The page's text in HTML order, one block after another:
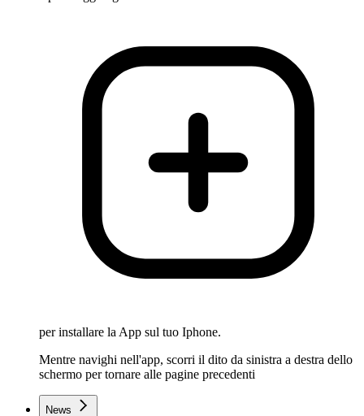
per installare la App sul tuo Iphone.
Mentre navighi nell'app, scorri il dito da sinistra a destra dello
schermo per tornare alle pagine precedenti
News